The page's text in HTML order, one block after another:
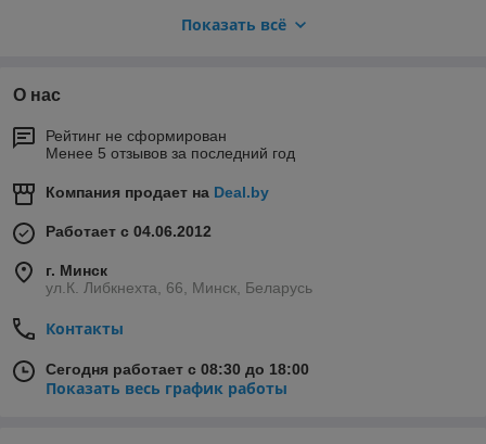
из нержавеющей стали в соответствии с пожеланиями заказчика
Большой ассортимент
нестандартныхметаллоизделий
Вашему звонку!
Стоимость сейфов и другой продукции, представленной на
нашем сайте Вы можете уточнить по телефонам:
(017) 228-62-61, (017) 216-21-06, (029) 151-31-00. Тел./
факс: (017) 220-66-30, E-mail: asferum@bk.ru
Минск, 2005-2021
Показать всё
О нас
Рейтинг не сформирован
Менее 5 отзывов за последний год
Компания продает на Deal.by
Работает с 04.06.2012
г. Минск
ул.К. Либкнехта, 66, Минск, Беларусь
Контакты
Сегодня работает с 08:30 до 18:00
Показать весь график работы